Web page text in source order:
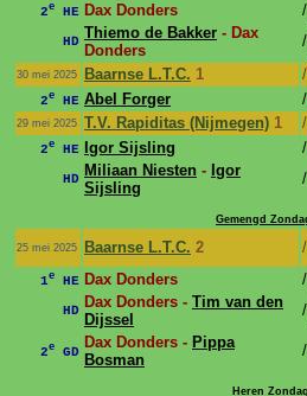
2e HE Dax Donders /
HD Thiemo de Bakker - Dax
Donders
/
30 mei 2025 Baarnse L.T.C. 1 /
2e HE Abel Forger /
29 mei 2025 T.V. Rapiditas (Nijmegen) 1 /
2e HE Igor Sijsling /
HD Miliaan Niesten - Igor
Sijsling
/
Gemengd
25 mei 2025 Baarnse L.T.C. 2 /
1e HE Dax Donders /
HD Dax Donders - Tim van den
Dijssel
/
2e GD
Dax Donders - Pippa
Bosman
/
Heren